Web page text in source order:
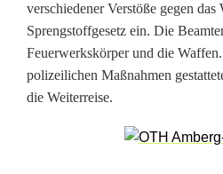
e
c
h
verschiedener Verstöße gegen das
Sprengstoffgesetz ein. Die
Feuerwerkskörper und die
polizeilichen Maßnahmen
die Weiterreise.